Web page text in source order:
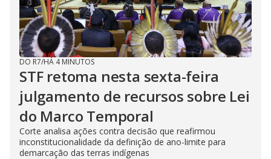
DO R7/HÁ 4 MINUTOS
STF retoma nesta sexta-feira
julgamento de recursos sobre Lei
do Marco Temporal
Corte analisa ações contra decisão que reafirmou
inconstitucionalidade da definição de ano-limite para
demarcação das terras indígenas